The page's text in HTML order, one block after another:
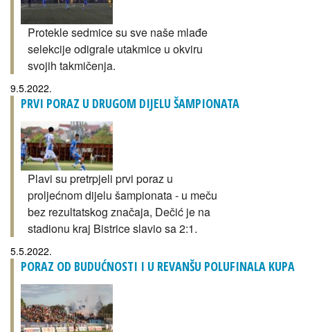
Protekle sedmice su sve naše mlađe
selekcije odigrale utakmice u okviru
svojih takmičenja.
9.5.2022.
PRVI PORAZ U DRUGOM DIJELU ŠAMPIONATA
Plavi su pretrpjeli prvi poraz u
proljećnom dijelu šampionata - u meču
bez rezultatskog značaja, Dečić je na
stadionu kraj Bistrice slavio sa 2:1.
5.5.2022.
PORAZ OD BUDUĆNOSTI I U REVANŠU POLUFINALA KUPA